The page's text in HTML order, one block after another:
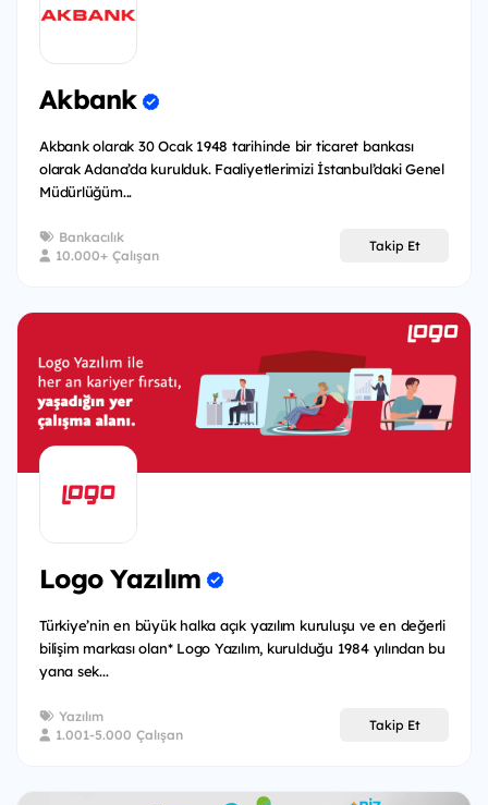
Akbank
Akbank olarak 30 Ocak 1948 tarihinde bir ticaret bankası
olarak Adana’da kurulduk. Faaliyetlerimizi İstanbul’daki Genel
Müdürlüğüm...
Bankacılık
10.000+ Çalışan
Takip Et
Logo Yazılım
Türkiye’nin en büyük halka açık yazılım kuruluşu ve en değerli
bilişim markası olan* Logo Yazılım, kurulduğu 1984 yılından bu
yana sek...
Yazılım
1.001-5.000 Çalışan
Takip Et